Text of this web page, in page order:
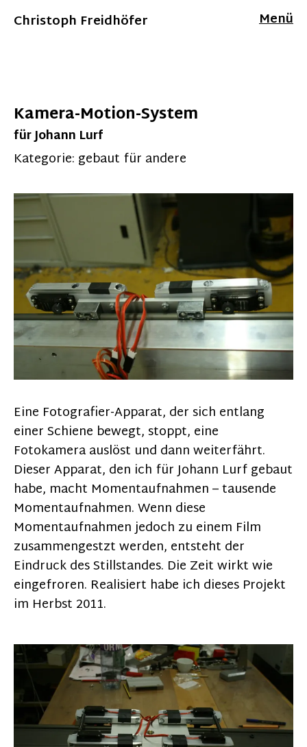
Christoph Freidhöfer Menü
Kamera-Motion-System
für Johann Lurf
Kategorie: gebaut für andere
Eine Fotografier-Apparat, der sich entlang
einer Schiene bewegt, stoppt, eine
Fotokamera auslöst und dann weiterfährt.
Dieser Apparat, den ich für Johann Lurf gebaut
habe, macht Momentaufnahmen – tausende
Momentaufnahmen. Wenn diese
Momentaufnahmen jedoch zu einem Film
zusammengestzt werden, entsteht der
Eindruck des Stillstandes. Die Zeit wirkt wie
eingefroren. Realisiert habe ich dieses Projekt
im Herbst 2011.